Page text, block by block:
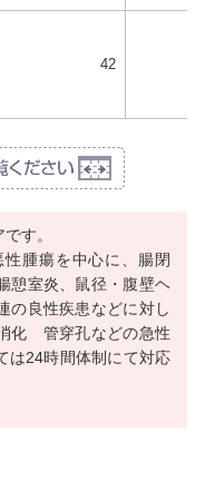
42
す。
腫瘍を中心に、腸閉
憩室炎、鼠径・腹壁ヘ
の良性疾患などに対し
化 管穿孔などの急性
は24時間体制にて対応